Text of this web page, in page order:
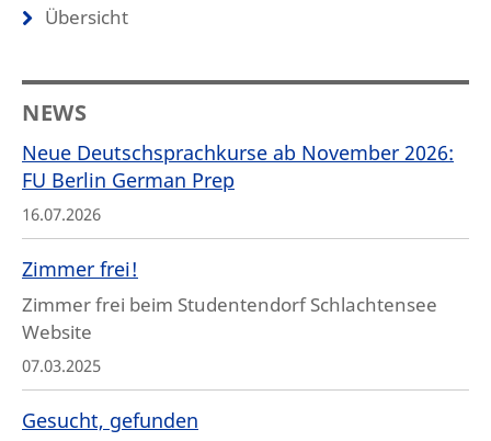
Übersicht
NEWS
Neue Deutschsprachkurse ab November 2026:
FU Berlin German Prep
16.07.2026
Zimmer frei!
Zimmer frei beim Studentendorf Schlachtensee
Website
07.03.2025
Gesucht, gefunden